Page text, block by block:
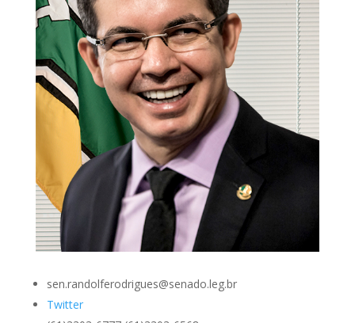
sen.randolferodrigues@senado.leg.br
Twitter